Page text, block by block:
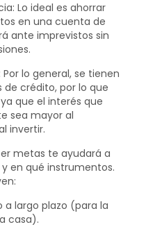
Lo ideal es ahorrar
en una cuenta de
ante imprevistos sin
lo general, se tienen
crédito, por lo que
que el interés que
sea mayor al
invertir.
metas te ayudará a
en qué instrumentos.
largo plazo (para la
casa).